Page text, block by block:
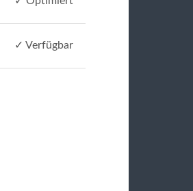
✓ Verfügbar